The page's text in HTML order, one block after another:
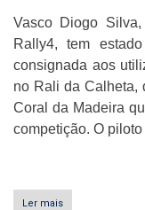
Vasco Diogo
Rally4, tem
consignada aos
no Rali da Calheta,
Coral da Madeira
competição. O piloto
Ler mais